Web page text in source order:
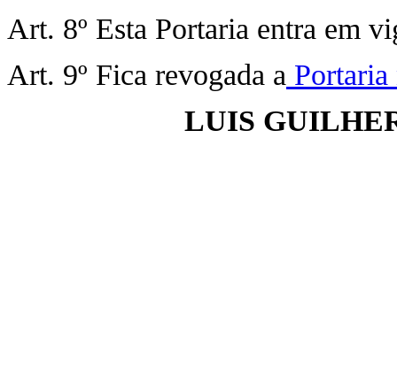
Art. 8º Esta Portaria entra em
Art. 9º Fica revogada a Portaria
LUIS